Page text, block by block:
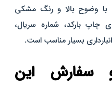
با وضوح بالا و رنگ مشکی
چاپ بارکد، شماره سریال،
بسیار مناسب است.
سفارش این